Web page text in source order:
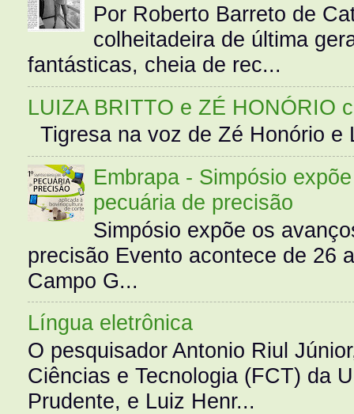
Por Roberto Barreto de
colheitadeira de última
fantásticas, cheia de rec...
LUIZA BRITTO e ZÉ HONÓRIO
Tigresa na voz de Zé Honório
Embrapa - Simpósio
pecuária de precisão
Simpósio expõe os
precisão Evento acontece de 26
Campo G...
Língua eletrônica
O pesquisador Antonio Riul
Ciências e Tecnologia (FCT) da
Prudente, e Luiz Henr...